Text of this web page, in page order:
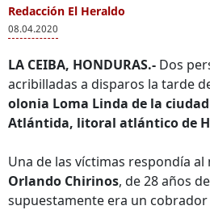
Redacción El Heraldo
08.04.2020
LA CEIBA, HONDURAS.- Dos
acribilladas a disparos la tarde
olonia Loma Linda de la ciudad
Atlántida, litoral atlántico de
Una de las víctimas respondía
Orlando Chirinos, de 28 años
supuestamente era un